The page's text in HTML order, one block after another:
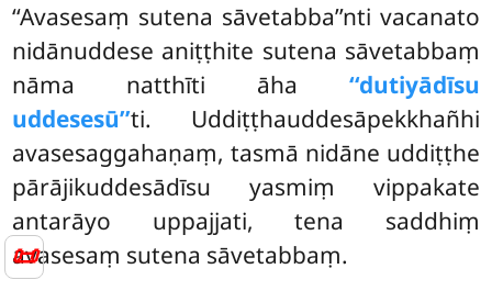
📜
‘‘Avasesaṃ sutena sāvetabba’’nti vacanato
nidānuddese aniṭṭhite sutena sāvetabbaṃ
nāma natthīti āha ‘‘dutiyādīsu
uddesesū’’ti. Uddiṭṭhauddesāpekkhañhi
avasesaggahaṇaṃ, tasmā nidāne uddiṭṭhe
pārājikuddesādīsu yasmiṃ vippakate
antarāyo uppajjati, tena saddhiṃ
avasesaṃ sutena sāvetabbaṃ.